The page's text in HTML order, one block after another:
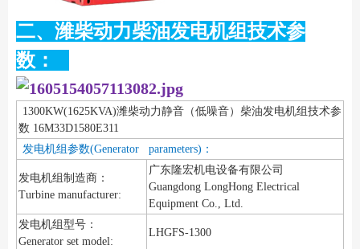
二、潍柴动力柴油发电机组技术参
数：
1300KW(1625KVA)潍柴动力静音（低噪音）柴油发电机组技术参
数 16M33D1580E311
发电机组参数(Generator parameters)：
发电机组制造商：
Turbine manufacturer:
广东隆宏机电设备有限公司
Guangdong LongHong Electrical
Equipment Co., Ltd.
发电机组型号：
Generator set model:
LHGFS-1300